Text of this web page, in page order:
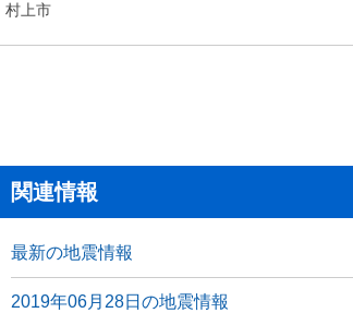
村上市
関連情報
最新の地震情報
2019年06月28日の地震情報